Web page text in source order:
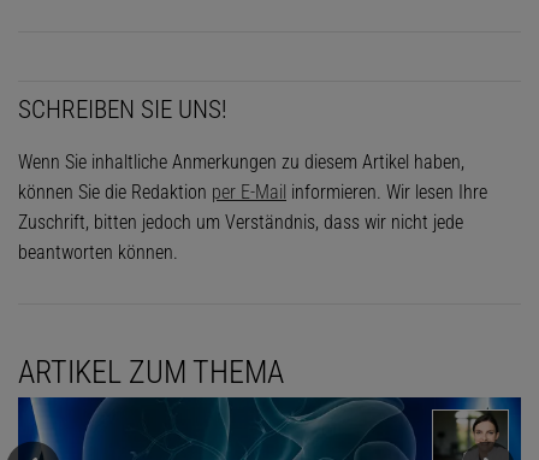
SCHREIBEN SIE UNS!
Wenn Sie inhaltliche Anmerkungen zu diesem Artikel haben,
können Sie die Redaktion per E-Mail informieren. Wir lesen Ihre
Zuschrift, bitten jedoch um Verständnis, dass wir nicht jede
beantworten können.
ARTIKEL ZUM THEMA